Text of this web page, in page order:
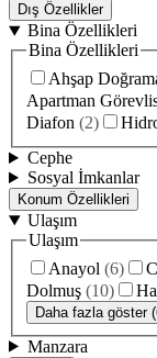
Dış Özellikler
Bina Özellikleri
Bina Özellikleri
Ahşap
Apartman
Diafon (2)
Cephe
Sosyal İmkanlar
Konum Özellikleri
Ulaşım
Ulaşım
Anayol (6)
Dolmuş (10)
Daha fazla göster
Manzara